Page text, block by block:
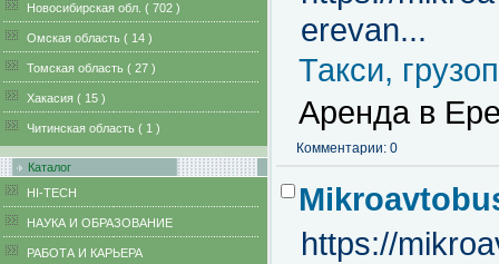
Новосибирская обл. ( 702 )
Омская область ( 14 )
Томская область ( 27 )
Хакасия ( 15 )
Читинская область ( 1 )
Каталог
HI-TECH
НАУКА И ОБРАЗОВАНИЕ
РАБОТА И КАРЬЕРА
erevan...
Такси,
Аренда в
Комментарии: 0
https://